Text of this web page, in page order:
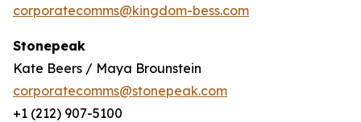
corporatecomms@kingdom-bess.com
Stonepeak
Kate Beers / Maya Brounstein
corporatecomms@stonepeak.com
+1 (212) 907-5100